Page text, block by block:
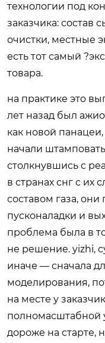
технологии под
заказчика: состав
очистки, местные
есть тот самый
товара.
на практике это
лет назад был
как новой
начали
столкнувшись с
в странах снг с
составом газа, они
пусконаладки и
проблема была в
не решение. yizhi,
иначе — сначала
моделирования,
на месте у
полномасштабной
дороже на старте,